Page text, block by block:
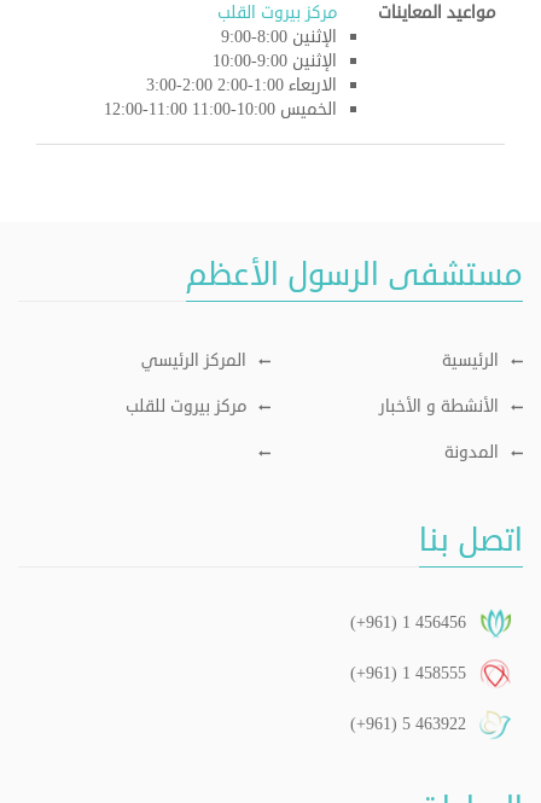
مواعيد المعاينات
مركز بيروت القلب
الإثنين 8:00-9:00
الإثنين 9:00-10:00
الاربعاء 1:00-2:00 2:00-3:00
الخميس 10:00-11:00 11:00-12:00
مستشفى الرسول الأعظم
الرئيسية
المركز الرئيسي
الأنشطة و الأخبار
مركز بيروت للقلب
المدونة
اتصل بنا
(+961) 1 456456
(+961) 1 458555
(+961) 5 463922